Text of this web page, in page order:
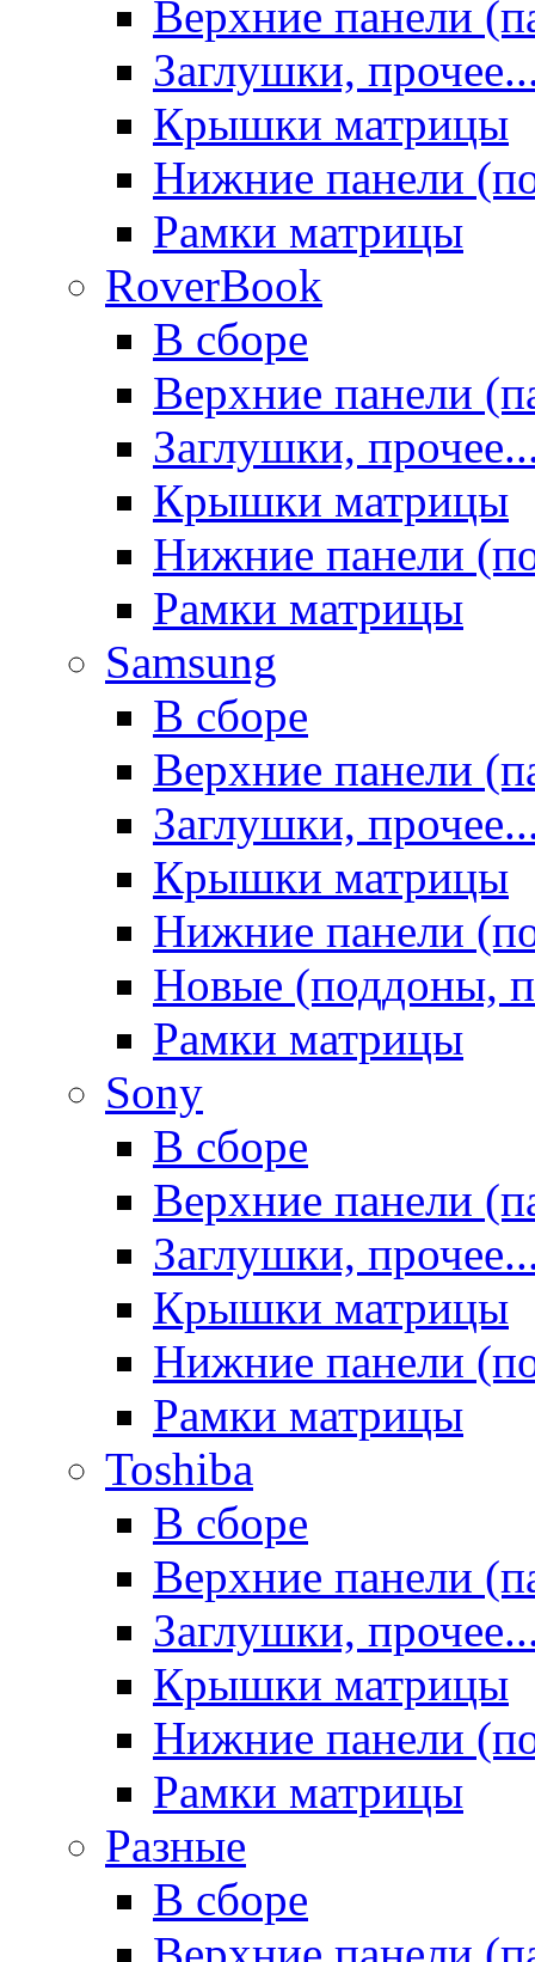
Верхние панели
Заглушки,
Крышки матрицы
Нижние панели
Рамки матрицы
RoverBook
В сборе
Верхние панели
Заглушки,
Крышки матрицы
Нижние панели
Рамки матрицы
Samsung
В сборе
Верхние панели
Заглушки,
Крышки матрицы
Нижние панели
Новые (поддоны,
Рамки матрицы
Sony
В сборе
Верхние панели
Заглушки,
Крышки матрицы
Нижние панели
Рамки матрицы
Toshiba
В сборе
Верхние панели
Заглушки,
Крышки матрицы
Нижние панели
Рамки матрицы
Разные
В сборе